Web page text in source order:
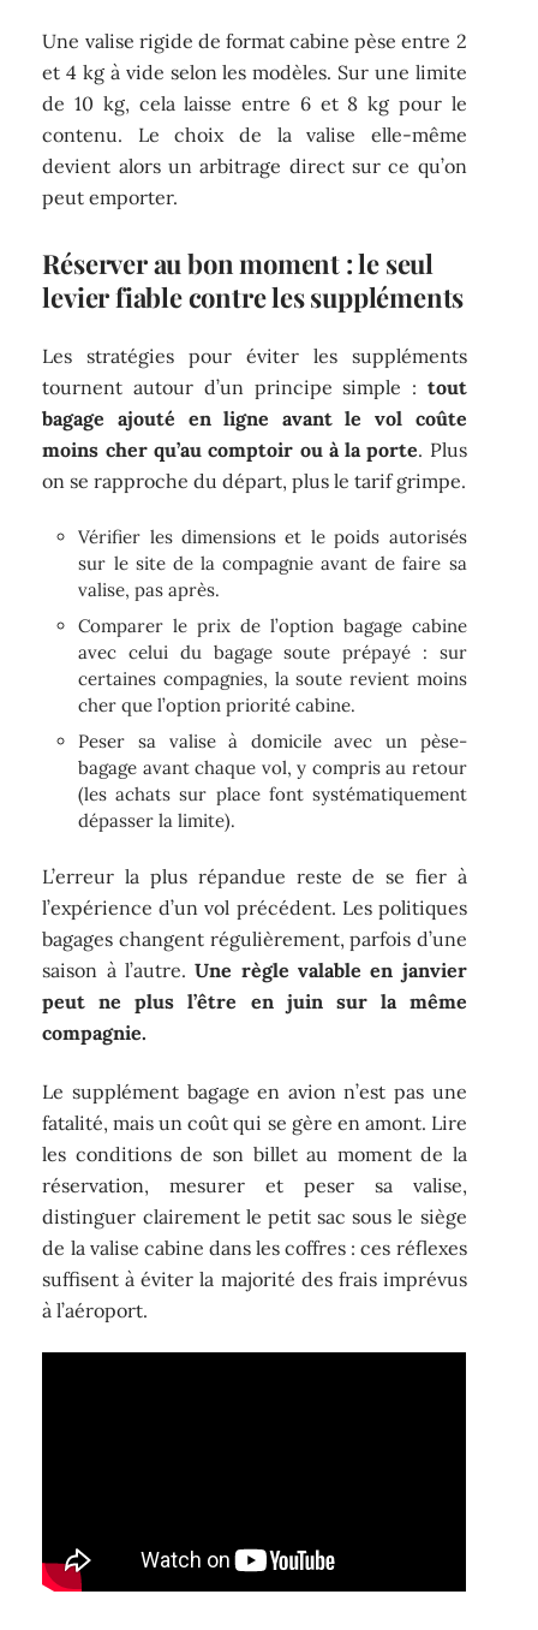
Une valise rigide de format cabine pèse entre 2
et 4 kg à vide selon les modèles. Sur une limite
de 10 kg, cela laisse entre 6 et 8 kg pour le
contenu. Le choix de la valise elle-même
devient alors un arbitrage direct sur ce qu’on
peut emporter.
Réserver au bon moment : le seul
levier fiable contre les suppléments
Les stratégies pour éviter les suppléments
tournent autour d’un principe simple : tout
bagage ajouté en ligne avant le vol coûte
moins cher qu’au comptoir ou à la porte. Plus
on se rapproche du départ, plus le tarif grimpe.
Vérifier les dimensions et le poids autorisés
sur le site de la compagnie avant de faire sa
valise, pas après.
Comparer le prix de l’option bagage cabine
avec celui du bagage soute prépayé : sur
certaines compagnies, la soute revient moins
cher que l’option priorité cabine.
Peser sa valise à domicile avec un pèse-
bagage avant chaque vol, y compris au retour
(les achats sur place font systématiquement
dépasser la limite).
L’erreur la plus répandue reste de se fier à
l’expérience d’un vol précédent. Les politiques
bagages changent régulièrement, parfois d’une
saison à l’autre.Une règle valable en janvier
peut ne plus l’être en juin sur la même
compagnie.
Le supplément bagage en avion n’est pas une
fatalité, mais un coût qui se gère en amont. Lire
les conditions de son billet au moment de la
réservation, mesurer et peser sa valise,
distinguer clairement le petit sac sous le siège
de la valise cabine dans les coffres : ces réflexes
suffisent à éviter la majorité des frais imprévus
à l’aéroport.